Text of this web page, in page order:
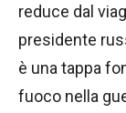
reduce dal
presidente
è una tappa
fuoco nella